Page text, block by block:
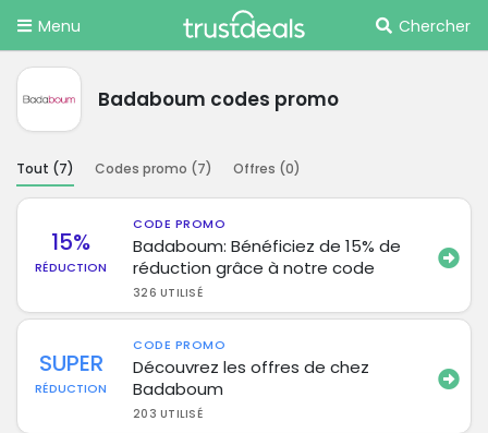
Menu Chercher
Badaboum codes promo
Tout (7) Codes promo (7) Offres (0)
15%
RÉDUCTION
CODE PROMO
Badaboum: Bénéficiez de 15% de
réduction grâce à notre code
326 UTILISÉ
SUPER
RÉDUCTION
CODE PROMO
Découvrez les offres de chez
Badaboum
203 UTILISÉ